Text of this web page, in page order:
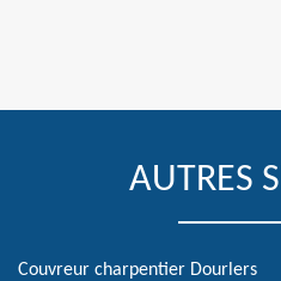
AUTRES
Couvreur charpentier Dourlers